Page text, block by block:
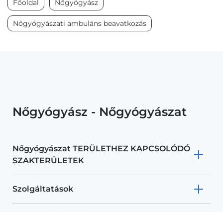
Főoldal Nőgyógyász
Nőgyógyászati ambuláns beavatkozás
Nőgyógyász - Nőgyógyászat
Nőgyógyászat TERÜLETHEZ KAPCSOLÓDÓ
SZAKTERÜLETEK
Szolgáltatások